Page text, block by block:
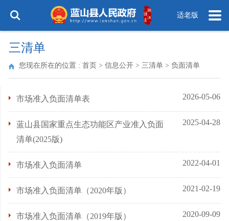
适老版
三清单
您现在所在的位置 : 首页 > 信息公开 > 三清单 > 负面清单
市场准入负面清单表 2026-05-06
蓝山县国家重点生态功能区产业准入负面
清单(2025版)
2025-04-28
市场准入负面清单 2022-04-01
市场准入负面清单（2020年版） 2021-02-19
市场准入负面清单（2019年版） 2020-09-09